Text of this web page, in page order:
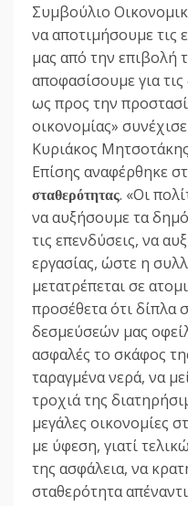
Συμβούλιο
να αποτιμήσουμε τις
μας από την επιβολή
αποφασίσουμε για
ως προς την
οικονομίας»
Κυριάκος
Επίσης αναφέρθηκε
σταθερότητας. «Οι
να αυξήσουμε τα
τις επενδύσεις, να
εργασίας, ώστε η
μετατρέπεται σε
προσέθετα ότι δίπλα
δεσμεύσεών μας
ασφαλές το σκάφος
ταραγμένα νερά, να
τροχιά της
μεγάλες οικονομίες
με ύφεση, γιατί
της ασφάλεια, να
σταθερότητα